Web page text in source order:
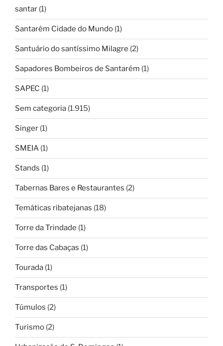
santar (1)
Santarém Cidade do Mundo (1)
Santuário do santíssimo Milagre (2)
Sapadores Bombeiros de Santarém (1)
SAPEC (1)
Sem categoria (1.915)
Singer (1)
SMEIA (1)
Stands (1)
Tabernas Bares e Restaurantes (2)
Temáticas ribatejanas (18)
Torre da Trindade (1)
Torre das Cabaças (1)
Tourada (1)
Transportes (1)
Túmulos (2)
Turismo (2)